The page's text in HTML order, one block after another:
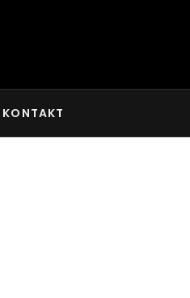
KONTAKT